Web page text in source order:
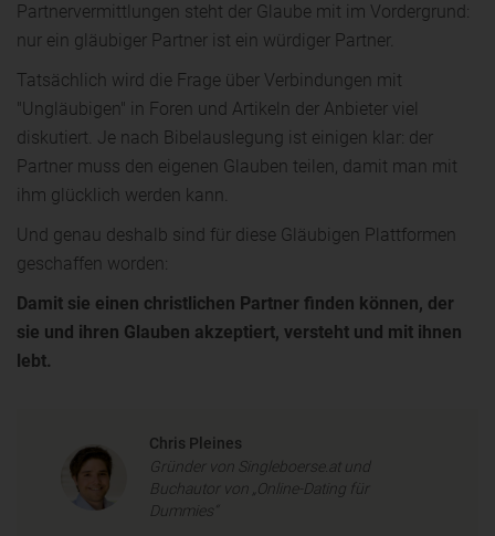
Partnervermittlungen steht der Glaube mit im Vordergrund:
nur ein gläubiger Partner ist ein würdiger Partner.
Tatsächlich wird die Frage über Verbindungen mit
"Ungläubigen" in Foren und Artikeln der Anbieter viel
diskutiert. Je nach Bibelauslegung ist einigen klar: der
Partner muss den eigenen Glauben teilen, damit man mit
ihm glücklich werden kann.
Und genau deshalb sind für diese Gläubigen Plattformen
geschaffen worden:
Damit sie einen christlichen Partner finden können, der
sie und ihren Glauben akzeptiert, versteht und mit ihnen
lebt.
Chris Pleines
Gründer von Singleboerse.at und
Buchautor von „Online-Dating für
Dummies“